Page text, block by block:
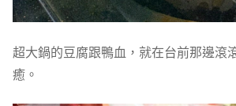
超大鍋的豆腐跟鴨血，就在台前那邊滾
癒。